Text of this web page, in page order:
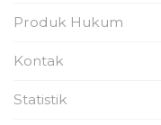
Produk Hukum
Kontak
Statistik